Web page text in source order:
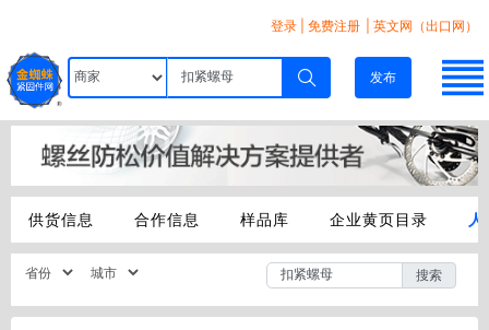
登录 免费注册 | 英文网（出口网）
发布
供货信息 合作信息 样品库 企业黄页目录
搜索